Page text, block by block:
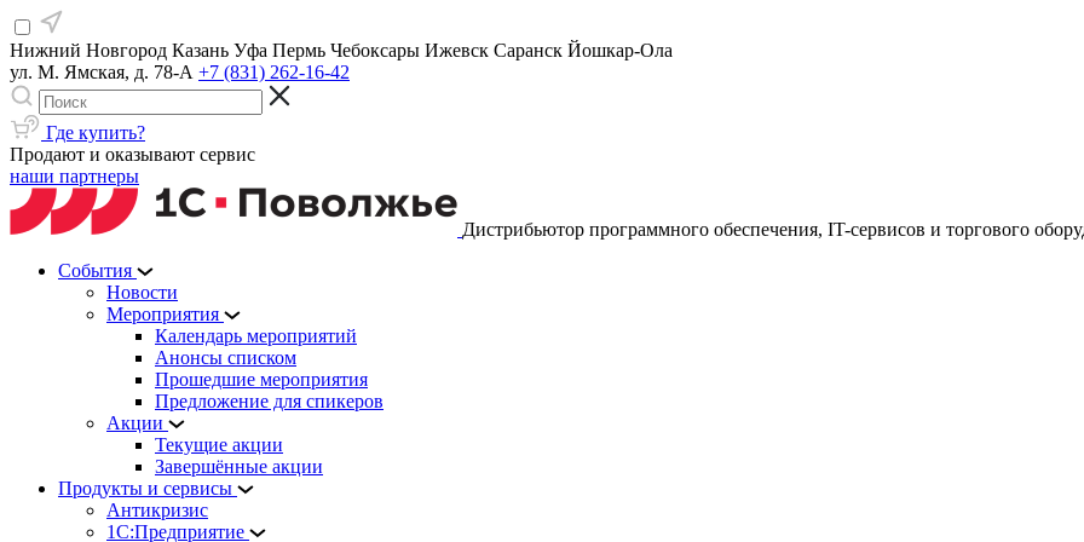
Нижний Новгород Казань Уфа Пермь Чебоксары Ижевск Саранск Йошкар-Ола
ул. М. Ямская, д. 78-А +7 (831) 262-16-42
Где купить?
Продают и оказывают сервис
наши партнеры
Дистрибьютор программного обеспечения, IT-сервисов и торгового
События
Новости
Мероприятия
Календарь мероприятий
Анонсы списком
Прошедшие мероприятия
Предложение для спикеров
Акции
Текущие акции
Завершённые акции
Продукты и сервисы
Антикризис
1С:Предприятие